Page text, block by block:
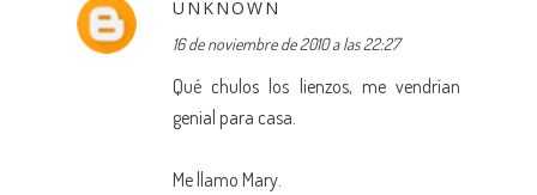
UNKNOWN
16 de noviembre de 2010 a las 22:27
Qué chulos los lienzos, me vendrían
genial para casa.
Me llamo Mary.